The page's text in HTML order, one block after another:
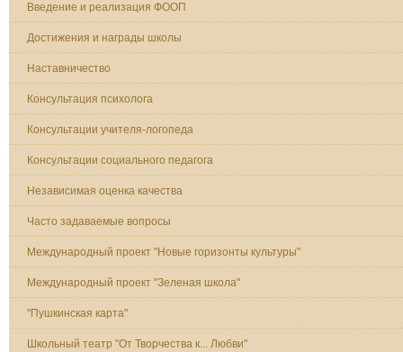
Введение и реализация ФООП
Достижения и награды школы
Наставничество
Консультация психолога
Консультации учителя-логопеда
Консультации социального педагога
Независимая оценка качества
Часто задаваемые вопросы
Международный проект "Новые горизонты культуры"
Международный проект "Зеленая школа"
"Пушкинская карта"
Школьный театр "От Творчества к... Любви"